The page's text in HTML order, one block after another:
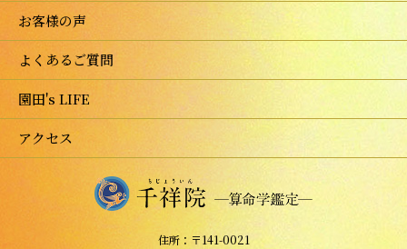
お客様の声
よくあるご質問
園田's LIFE
アクセス
住所：〒141-0021